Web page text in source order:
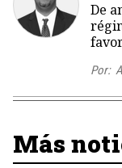
De
Por:
Más